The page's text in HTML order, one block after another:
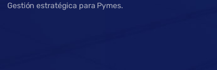
Gestión estratégica para Pymes.